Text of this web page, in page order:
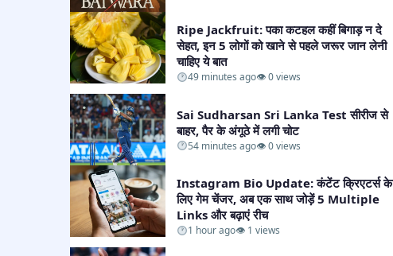
Ripe Jackfruit: पका कटहल कहीं बिगाड़ न दे
सेहत, इन 5 लोगों को खाने से पहले जरूर जान लेनी
चाहिए ये बात​
49 minutes ago👁 0 views
Sai Sudharsan Sri Lanka Test सीरीज से
बाहर, पैर के अंगूठे में लगी चोट​
54 minutes ago👁 0 views
Instagram Bio Update: कंटेंट क्रिएटर्स के
लिए गेम चेंजर, अब एक साथ जोड़ें 5 Multiple
Links और बढ़ाएं रीच​
1 hour ago👁 1 views